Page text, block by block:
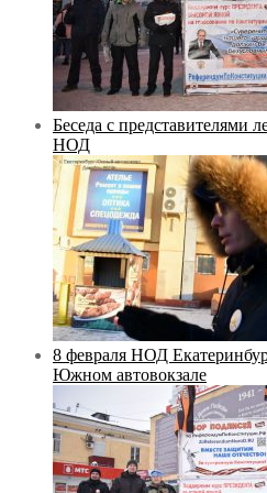
Беседа с представителями
НОД
8 февраля НОД
Южном автовокзале